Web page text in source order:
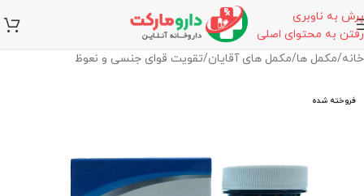
پرش به ناوبری
رفتن به محتوای اصلی
خانه/مکمل ها/مکمل های آقایان/تقویت قوای جنسی و نعوظ
فروخته شده